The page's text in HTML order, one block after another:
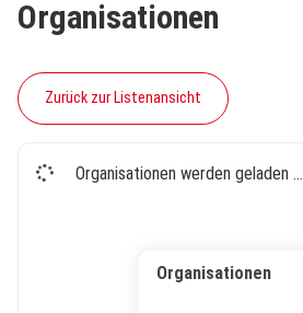
Organisationen
Zurück zur Listenansicht
Organisationen werden geladen ...
Organisationen